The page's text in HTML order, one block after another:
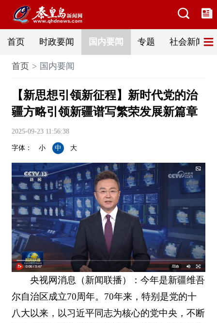
首页 时政要闻 国内要闻 专题 社会新闻
首页 国内要闻
【新思想引领新征程】新时代党的治
疆方略引领新疆谱写繁荣发展新篇章
2025-09-23 11:56:38
字体： 小 中 大
央视网消息（新闻联播）：今年是新疆维吾
尔自治区成立70周年。70年来，特别是党的十
八大以来，以习近平同志为核心的党中央，不断